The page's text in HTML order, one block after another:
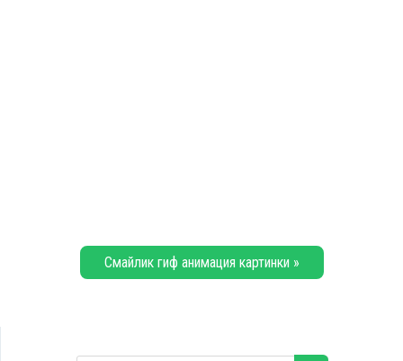
Смайлик гиф анимация картинки »